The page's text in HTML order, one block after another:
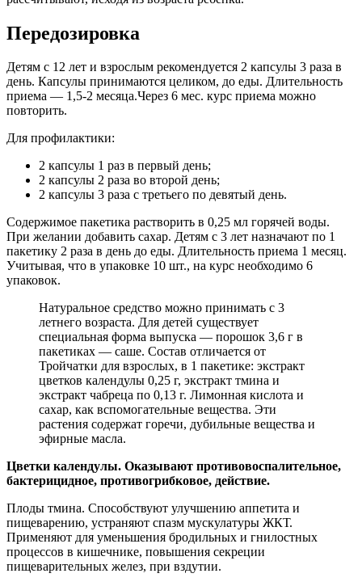
Передозировка
Детям с 12 лет и взрослым рекомендуется 2 капсулы 3 раза в
день. Капсулы принимаются целиком, до еды. Длительность
приема — 1,5-2 месяца.Через 6 мес. курс приема можно
повторить.
Для профилактики:
2 капсулы 1 раз в первый день;
2 капсулы 2 раза во второй день;
2 капсулы 3 раза с третьего по девятый день.
Содержимое пакетика растворить в 0,25 мл горячей воды.
При желании добавить сахар. Детям с 3 лет назначают по 1
пакетику 2 раза в день до еды. Длительность приема 1 месяц.
Учитывая, что в упаковке 10 шт., на курс необходимо 6
упаковок.
Натуральное средство можно принимать с 3
летнего возраста. Для детей существует
специальная форма выпуска — порошок 3,6 г в
пакетиках — саше. Состав отличается от
Тройчатки для взрослых, в 1 пакетике: экстракт
цветков календулы 0,25 г, экстракт тмина и
экстракт чабреца по 0,13 г. Лимонная кислота и
сахар, как вспомогательные вещества. Эти
растения содержат горечи, дубильные вещества и
эфирные масла.
Цветки календулы. Оказывают противовоспалительное,
бактерицидное, противогрибковое, действие.
Плоды тмина. Способствуют улучшению аппетита и
пищеварению, устраняют спазм мускулатуры ЖКТ.
Применяют для уменьшения бродильных и гнилостных
процессов в кишечнике, повышения секреции
пищеварительных желез, при вздутии.